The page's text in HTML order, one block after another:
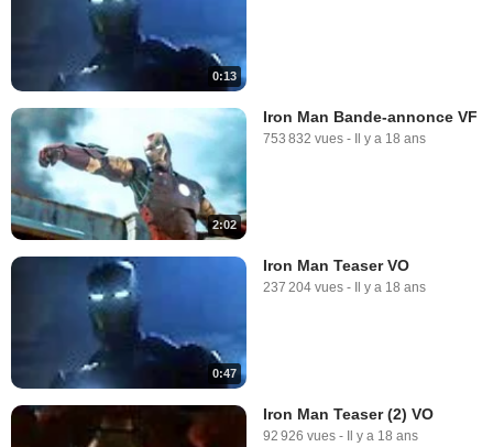
0:13
2:02
Iron Man Bande-annonce VF
753 832 vues - Il y a 18 ans
0:47
Iron Man Teaser VO
237 204 vues - Il y a 18 ans
Iron Man Teaser (2) VO
92 926 vues - Il y a 18 ans